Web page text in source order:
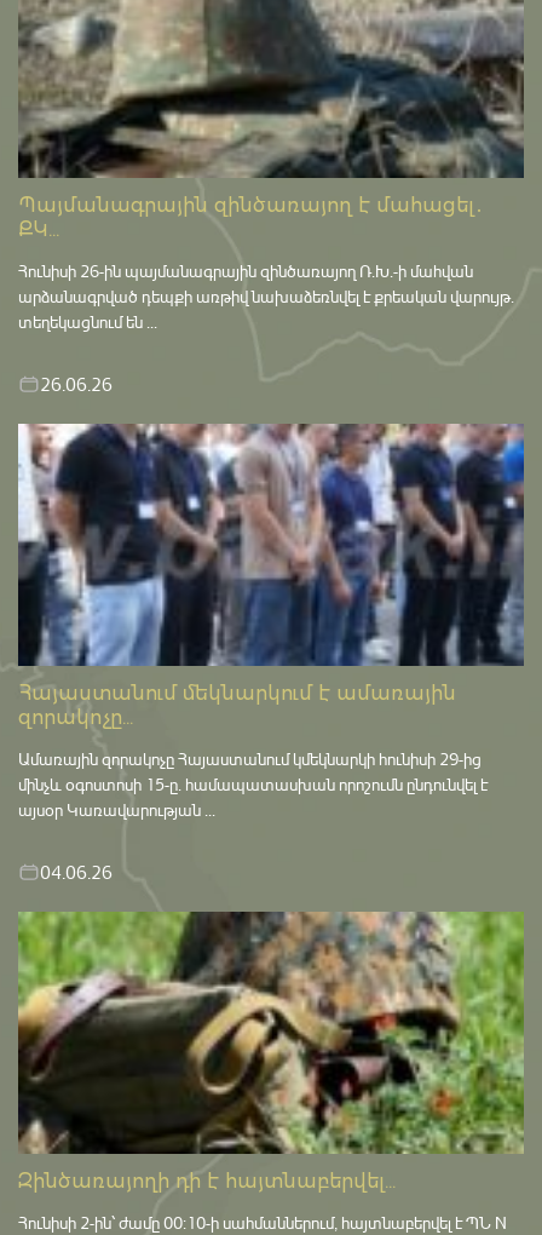
Պայմանագրային զինծառայող է մահացել․
ՔԿ...
Հունիսի 26-ին պայմանագրային զինծառայող Ռ.Խ.-ի մահվան
արձանագրված դեպքի առթիվ նախաձեռնվել է քրեական վարույթ․
տեղեկացնում են ...
26.06.26
Հայաստանում մեկնարկում է ամառային
զորակոչը...
Ամառային զորակոչը Հայաստանում կմեկնարկի հունիսի 29-ից
մինչև օգոստոսի 15-ը․ համապատասխան որոշումն ընդունվել է
այսօր Կառավարության ...
04.06.26
Զինծառայողի դի է հայտնաբերվել...
Հունիսի 2-ին՝ ժամը 00:10-ի սահմաններում, հայտնաբերվել է ՊՆ N